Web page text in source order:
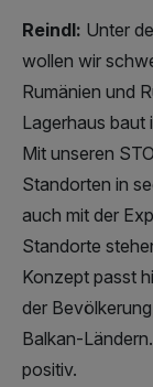
Reindl: Unter
wollen wir
Rumänien und
Lagerhaus baut
Mit unseren
Standorten in
auch mit der
Standorte
Konzept passt
der
Balkan-
positiv.